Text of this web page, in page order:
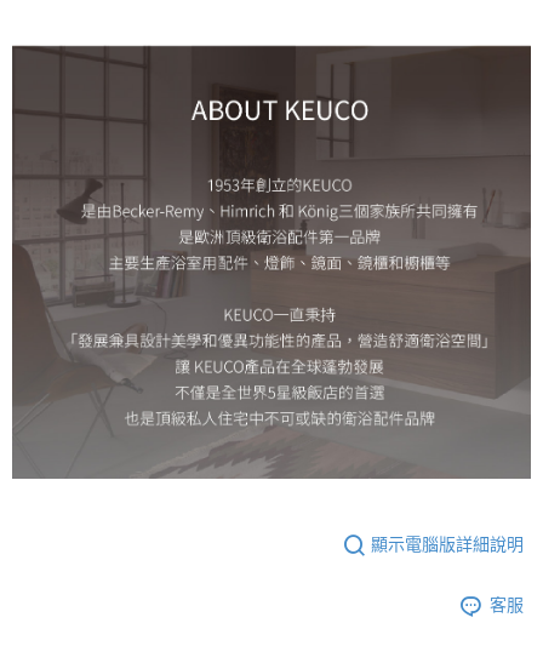
顯示電腦版詳細說明
客服